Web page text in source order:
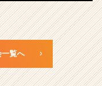
覧へ